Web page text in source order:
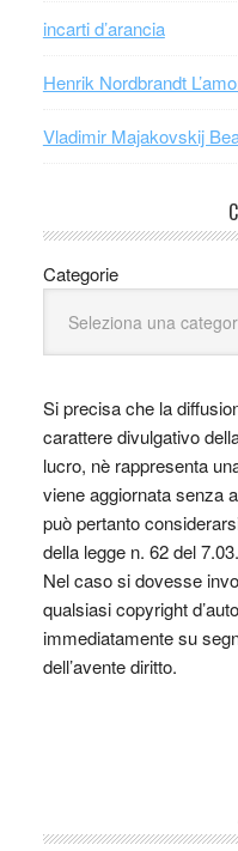
incarti d’arancia
Henrik Nordbrandt
Vladimir Majakovskij
Categorie
Si precisa che la
carattere divulgativo
lucro, nè rappresenta
viene aggiornata senza
può pertanto
della legge n. 62 del
Nel caso si dovesse
qualsiasi copyright
immediatamente su
dell’avente diritto.